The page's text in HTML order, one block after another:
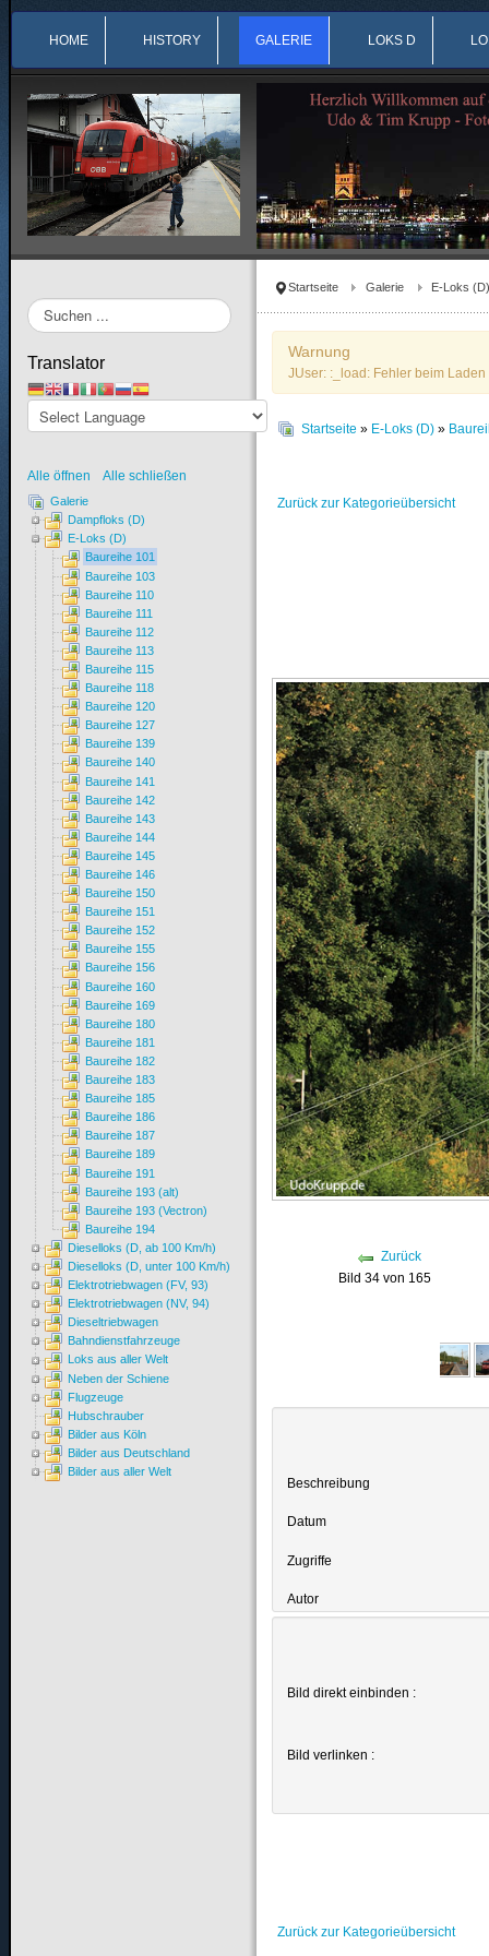
HOME HISTORY GALERIE LOKS D
Startseite Galerie E-Loks (D)
Warnung
JUser: :_load: Fehler beim
Startseite » E-Loks (D) »
Zurück zur Kategorieübersicht
Zurück
Bild 34 von 165
Beschreibung
Datum
Zugriffe
Autor
Bild direkt einbinden :
Bild verlinken :
Zurück zur Kategorieübersicht
Suchen
...
Translator
Alle öffnen Alle schließen
Galerie
Dampfloks (D)
E-Loks (D)
Baureihe 101
Baureihe 103
Baureihe 110
Baureihe 111
Baureihe 112
Baureihe 113
Baureihe 115
Baureihe 118
Baureihe 120
Baureihe 127
Baureihe 139
Baureihe 140
Baureihe 141
Baureihe 142
Baureihe 143
Baureihe 144
Baureihe 145
Baureihe 146
Baureihe 150
Baureihe 151
Baureihe 152
Baureihe 155
Baureihe 156
Baureihe 160
Baureihe 169
Baureihe 180
Baureihe 181
Baureihe 182
Baureihe 183
Baureihe 185
Baureihe 186
Baureihe 187
Baureihe 189
Baureihe 191
Baureihe 193 (alt)
Baureihe 193 (Vectron)
Baureihe 194
Dieselloks (D, ab 100 Km/h)
Dieselloks (D, unter 100 Km/h)
Elektrotriebwagen (FV, 93)
Elektrotriebwagen (NV, 94)
Dieseltriebwagen
Bahndienstfahrzeuge
Loks aus aller Welt
Neben der Schiene
Flugzeuge
Hubschrauber
Bilder aus Köln
Bilder aus Deutschland
Bilder aus aller Welt